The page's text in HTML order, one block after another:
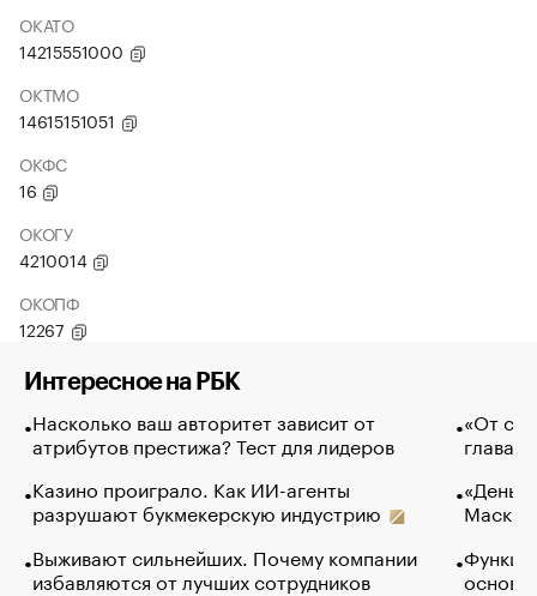
ОКАТО
14215551000
ОКТМО
14615151051
ОКФС
16
ОКОГУ
4210014
ОКОПФ
12267
Интересное на РБК
Насколько ваш авторитет зависит от
атрибутов престижа? Тест для лидеров
Казино проиграло. Как ИИ-агенты
разрушают букмекерскую индустрию
Выживают сильнейших. Почему компании
избавляются от лучших сотрудников
«От
глава
Маск в
основ